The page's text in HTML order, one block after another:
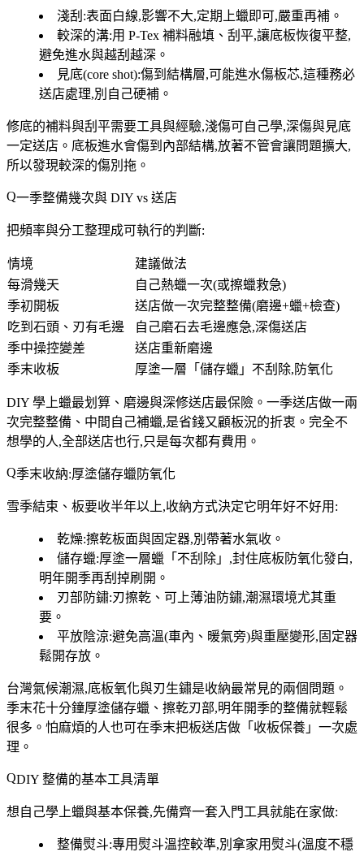
淺刮 :表面白線,影響不大,定期上蠟即可,嚴重再補。
較深的溝:用 P-Tex 補料融填、刮平,讓底板恢復平整,
避免進水與越刮越深。
見底(core shot):傷到結構層,可能進水傷板芯,這種務必
送店處理,別自己硬補。
修底的補料與刮平需要工具與經驗,淺傷可自己學,深傷與見底
一定送店 。底板進水會傷到內部結構,放著不管會讓問題擴大,
所以發現較深的傷別拖。
一季整備幾次與 DIY vs 送店
把頻率與分工整理成可執行的判斷:
情境
建議做法
每滑幾天
自己熱蠟一次(或擦蠟救急)
季初開板
送店做一次完整整備(磨邊+蠟+檢查)
吃到石頭、刃有毛邊
自己磨石去毛邊應急,深傷送店
季中操控變差
送店重新磨邊
季末收板
厚塗一層「儲存蠟」不刮除,防氧化
DIY 學上蠟最划算、磨邊與深修送店最保險 。一季送店做一兩
次完整整備、中間自己補蠟,是省錢又顧板況的折衷。完全不
想學的人,全部送店也行,只是每次都有費用。
季末收納:厚塗儲存蠟防氧化
雪季結束、板要收半年以上,收納方式決定它明年好不好用:
乾燥:擦乾板面與固定器,別帶著水氣收。
儲存蠟:厚塗一層蠟「不刮除」,封住底板防氧化發白,
明年開季再刮掉刷開。
刃部防鏽:刃擦乾、可上薄油防鏽,潮濕環境尤其重
要。
平放陰涼:避免高溫(車內、暖氣旁)與重壓變形,固定器
鬆開存放。
台灣氣候潮濕,底板氧化與刃生鏽是收納最常見的兩個問題 。
季末花十分鐘厚塗儲存蠟、擦乾刃部,明年開季的整備就輕鬆
很多。怕麻煩的人也可在季末把板送店做「收板保養」一次處
理。
DIY 整備的基本工具清單
想自己學上蠟與基本保養,先備齊一套入門工具就能在家做:
整備熨斗:專用熨斗溫控較準,別拿家用熨斗(溫度不穩